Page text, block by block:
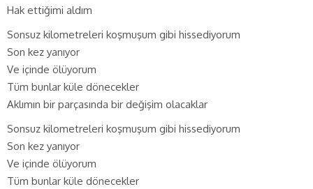
Hak ettiğimi aldım
Sonsuz kilometreleri koşmuşum gibi hissediyorum
Son kez yanıyor
Ve içinde ölüyorum
Tüm bunlar küle dönecekler
Aklımın bir parçasında bir değişim olacaklar
Sonsuz kilometreleri koşmuşum gibi hissediyorum
Son kez yanıyor
Ve içinde ölüyorum
Tüm bunlar küle dönecekler